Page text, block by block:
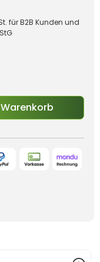
für B2B Kunden und